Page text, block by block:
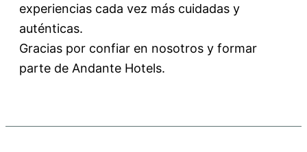
experiencias cada vez más cuidadas y
auténticas.
Gracias por confiar en nosotros y formar
parte de Andante Hotels.